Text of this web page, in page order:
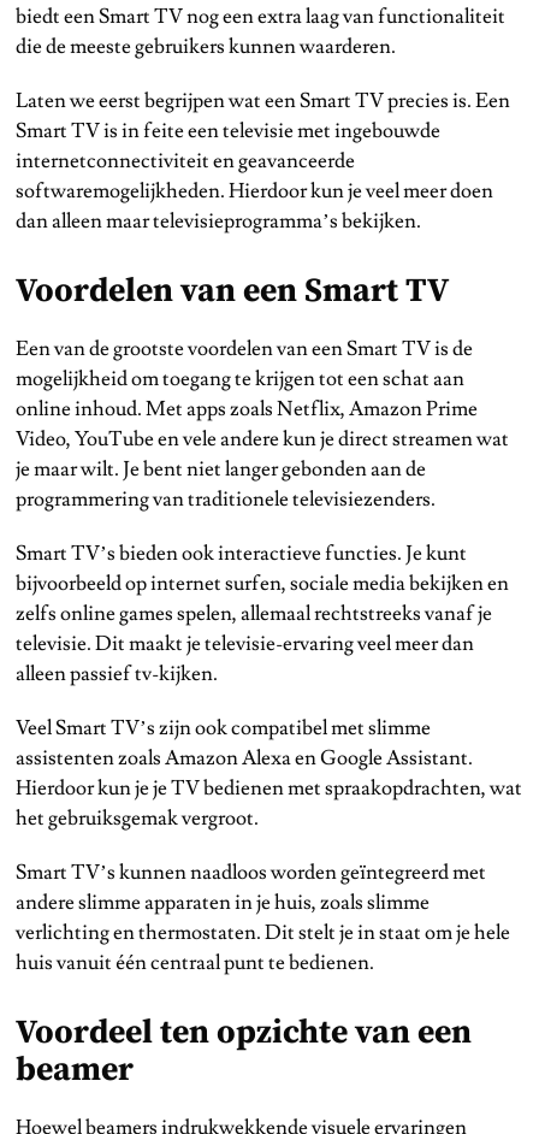
biedt een Smart TV nog een extra laag van functionaliteit
die de meeste gebruikers kunnen waarderen.
Laten we eerst begrijpen wat een Smart TV precies is. Een
Smart TV is in feite een televisie met ingebouwde
internetconnectiviteit en geavanceerde
softwaremogelijkheden. Hierdoor kun je veel meer doen
dan alleen maar televisieprogramma’s bekijken.
Voordelen van een Smart TV
Een van de grootste voordelen van een Smart TV is de
mogelijkheid om toegang te krijgen tot een schat aan
online inhoud. Met apps zoals Netflix, Amazon Prime
Video, YouTube en vele andere kun je direct streamen wat
je maar wilt. Je bent niet langer gebonden aan de
programmering van traditionele televisiezenders.
Smart TV’s bieden ook interactieve functies. Je kunt
bijvoorbeeld op internet surfen, sociale media bekijken en
zelfs online games spelen, allemaal rechtstreeks vanaf je
televisie. Dit maakt je televisie-ervaring veel meer dan
alleen passief tv-kijken.
Veel Smart TV’s zijn ook compatibel met slimme
assistenten zoals Amazon Alexa en Google Assistant.
Hierdoor kun je je TV bedienen met spraakopdrachten, wat
het gebruiksgemak vergroot.
Smart TV’s kunnen naadloos worden geïntegreerd met
andere slimme apparaten in je huis, zoals slimme
verlichting en thermostaten. Dit stelt je in staat om je hele
huis vanuit één centraal punt te bedienen.
Voordeel ten opzichte van een
beamer
Hoewel beamers indrukwekkende visuele ervaringen